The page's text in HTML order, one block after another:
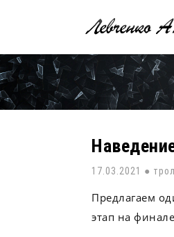
содержанию
17.03.2021 ●
Предлагаем
этап на